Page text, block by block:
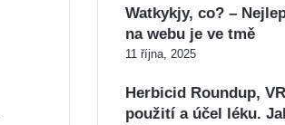
Watkykjy, co? –
na webu je ve tmě
11 října, 2025
Herbicid Roundup,
použití a účel léku.